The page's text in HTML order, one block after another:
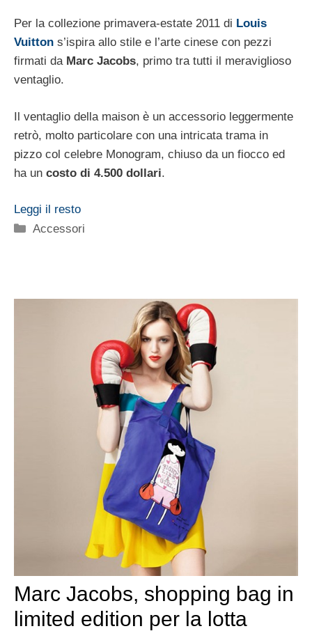
Per la collezione primavera-estate 2011 di Louis
Vuitton s’ispira allo stile e l’arte cinese con pezzi
firmati da Marc Jacobs, primo tra tutti il meraviglioso
ventaglio.
Il ventaglio della maison è un accessorio leggermente
retrò, molto particolare con una intricata trama in
pizzo col celebre Monogram, chiuso da un fiocco ed
ha un costo di 4.500 dollari.
Leggi il resto
Categorie
Accessori
Marc Jacobs, shopping bag in
limited edition per la lotta